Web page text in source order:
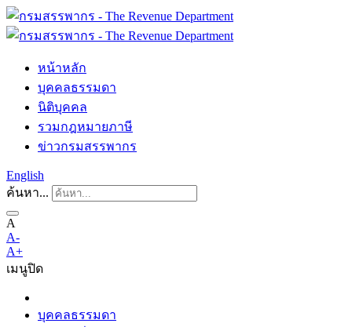
หน้าหลัก
บุคคลธรรมดา
นิติบุคคล
รวมกฎหมายภาษี
ข่าวกรมสรรพากร
English
ค้นหา...
A
A-
A+
เมนูปิด
บุคคลธรรมดา